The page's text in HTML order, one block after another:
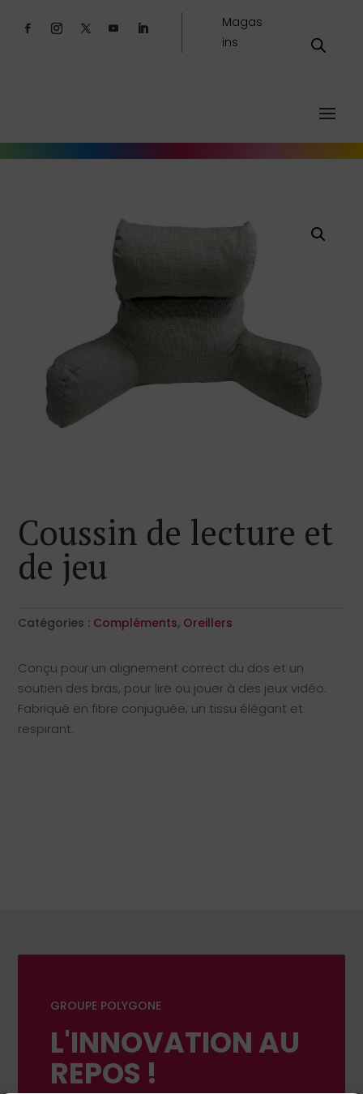
Magas
ins
Coussin de lecture et
de jeu
Catégories : Compléments, Oreillers
Conçu pour un alignement correct du dos et un
soutien des bras, pour lire ou jouer à des jeux vidéo.
Fabriqué en fibre conjuguée, un tissu élégant et
respirant.
GROUPE POLYGONE
L'INNOVATION AU
REPOS !